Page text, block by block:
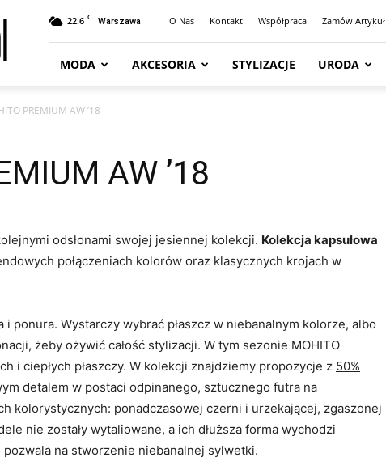
22.6 C Warszawa O Nas Kontakt Współpraca Zamów Artykuł
MODA AKCESORIA STYLIZACJE URODA
PREMIUM AW ’18
AW ’18
odsłonami swojej jesiennej kolekcji. Kolekcja kapsułowa
połączeniach kolorów oraz klasycznych krojach w
ponura. Wystarczy wybrać płaszcz w niebanalnym kolorze, albo
żeby ożywić całość stylizacji. W tym sezonie MOHITO
i ciepłych płaszczy. W kolekcji znajdziemy propozycje z 50%
detalem w postaci odpinanego, sztucznego futra na
kolorystycznych: ponadczasowej czerni i urzekającej, zgaszonej
nie zostały wytaliowane, a ich dłuższa forma wychodzi
na stworzenie niebanalnej sylwetki.